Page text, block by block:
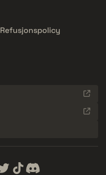
Refusjonspolicy